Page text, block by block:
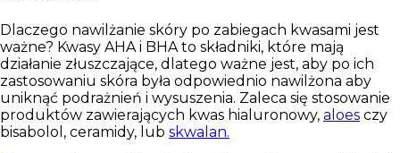
Dlaczego nawilżanie skóry po zabiegach kwasami jest
ważne? Kwasy AHA i BHA to składniki, które mają
działanie złuszczające, dlatego ważne jest, aby po ich
zastosowaniu skóra była odpowiednio nawilżona aby
uniknąć podrażnień i wysuszenia. Zaleca się stosowanie
produktów zawierających kwas hialuronowy, aloes czy
bisabolol, ceramidy, lub skwalan.